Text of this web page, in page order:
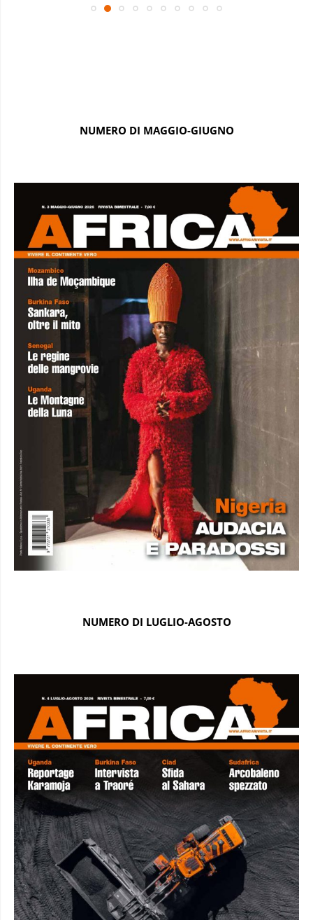
NUMERO DI MAGGIO-GIUGNO
NUMERO DI LUGLIO-AGOSTO